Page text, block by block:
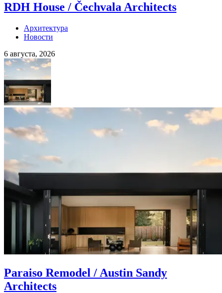
RDH House / Čechvala Architects
Архитектура
Новости
6 августа, 2026
Paraiso Remodel / Austin Sandy
Architects